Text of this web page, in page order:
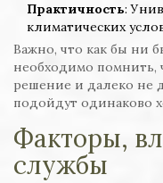
Практичность:
климатических
Важно, что как бы ни
необходимо
решение и далеко не
подойдут одинаково
Факторы,
службы